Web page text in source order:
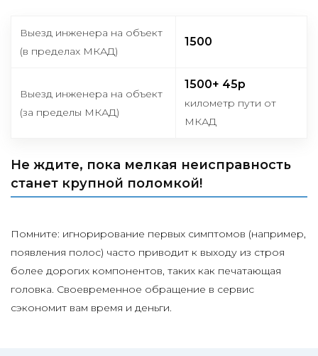
Выезд инженера на объект
(в пределах МКАД)
1500
Выезд инженера на объект
(за пределы МКАД)
1500+ 45р
километр пути от
МКАД
Не ждите, пока мелкая неисправность
станет крупной поломкой!
Помните: игнорирование первых симптомов (например,
появления полос) часто приводит к выходу из строя
более дорогих компонентов, таких как печатающая
головка. Своевременное обращение в сервис
сэкономит вам время и деньги.